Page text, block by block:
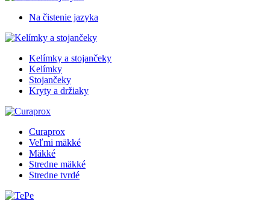
Na čistenie jazyka
Kelímky a stojančeky
Kelímky
Stojančeky
Kryty a držiaky
Curaprox
Veľmi mäkké
Mäkké
Stredne mäkké
Stredne tvrdé